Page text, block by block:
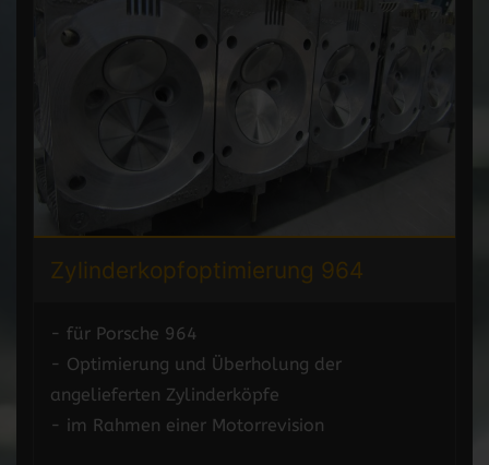
Zylinderkopfoptimierung 964
- für Porsche 964
- Optimierung und Überholung der
angelieferten Zylinderköpfe
- im Rahmen einer Motorrevision